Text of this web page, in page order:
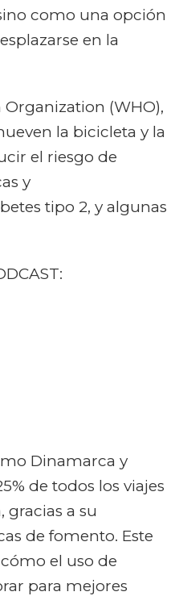
como una opción
en la
(WHO),
la bicicleta y la
el riesgo de
y
tipo 2, y algunas
Dinamarca y
de todos los viajes
gracias a su
de fomento. Este
el uso de
para mejores